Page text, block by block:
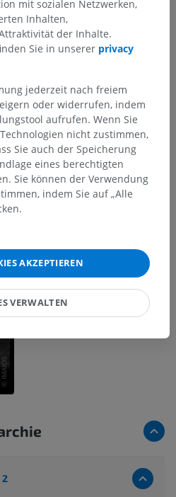
2
mit sozialen Netzwerken,
Inhalten,
der Inhalte.
Sie in unserer privacy
jederzeit nach freiem
oder widerrufen, indem
aufrufen. Wenn Sie
nicht zustimmen,
Sie auch der Speicherung
eines berechtigten
Sie können der Verwendung
indem Sie auf „Alle
AKZEPTIEREN
VERWALTEN